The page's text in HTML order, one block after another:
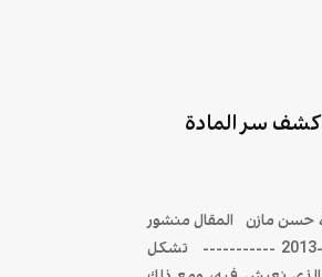
سر المادة
حسن مازن المقال منشور
بموقع BBC بتأريخ 18-11-2013 ----------- تشكل